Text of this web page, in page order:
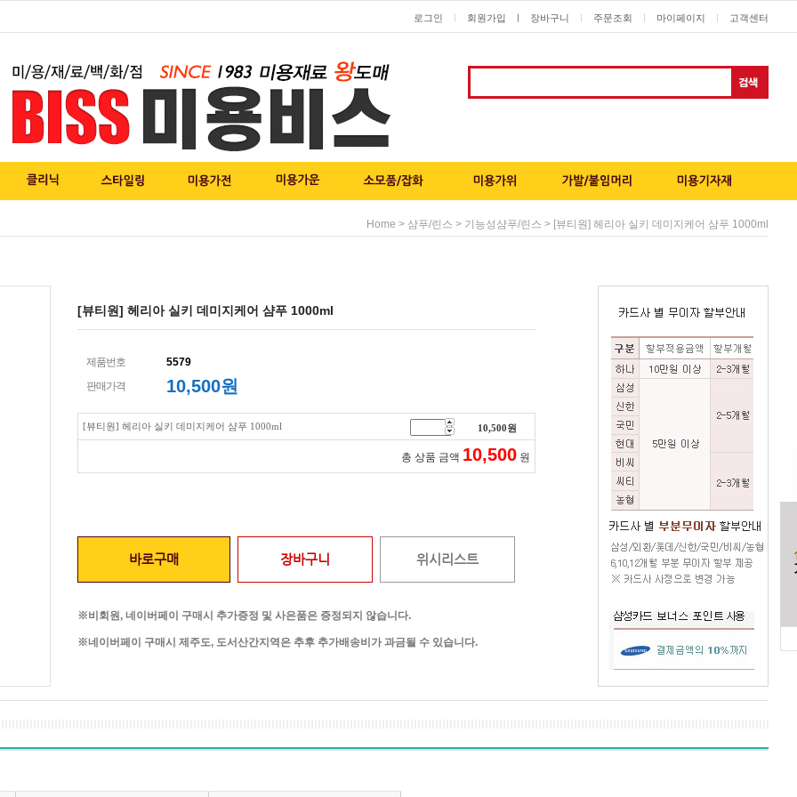
로그인 회원가입 ㅣ 장바구니 주문조회 마이페이지 고객센터
Home > 샴푸/린스 > 기능성샴푸/린스 > [뷰티원] 헤리아 실키 데미지케어 샴푸 1000ml
[뷰티원] 헤리아 실키 데미지케어 샴푸 1000ml
제품번호
5579
판매가격
10,500원
[뷰티원] 헤리아 실키 데미지케어 샴푸 1000ml 10,500원
총 상품 금액 10,500 원
바로구매 장바구니 위시리스트
※비회원, 네이버페이 구매시 추가증정 및 사은품은 증정되지 않습니다.
※네이버페이 구매시 제주도, 도서산간지역은 추후 추가배송비가 과금될 수 있습니다.